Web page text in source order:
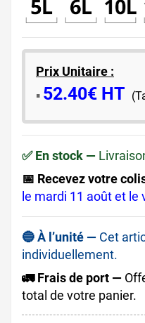
Prix Unitaire :
​▪️​ 52.40€ HT
✅ En stock —
📅 Recevez votre
le mardi 11 août et le
🔵 À l’unité — Cet
individuellement.
🚛 Frais de port —
total de votre panier.